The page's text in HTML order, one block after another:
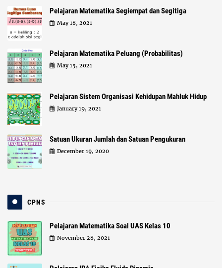
Pelajaran Matematika Segiempat dan Segitiga
May 18, 2021
Pelajaran Matematika Peluang (Probabilitas)
May 15, 2021
Pelajaran Sistem Organisasi Kehidupan Mahluk Hidup
January 19, 2021
Satuan Ukuran Jumlah dan Satuan Pengukuran
December 19, 2020
CPNS
Pelajaran Matematika Soal UAS Kelas 10
November 28, 2021